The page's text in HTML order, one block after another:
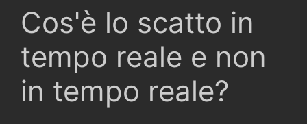
Cos'è lo scatto in
tempo reale e non
in tempo reale?